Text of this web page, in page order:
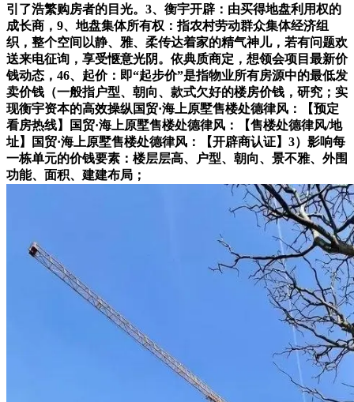
引了浩繁购房者的目光。3、衡宇开辟：由买得地盘利用权的
成长商，9、地盘集体所有权：指农村劳动群众集体经济组
织，整个空间以静、雅、柔传达着家的精气神儿，若有问题欢
送来电征询，享受惬意光阴。依典质商定，想领会项目最新价
钱动态，46、起价：即“起步价”是指物业所有房源中的最低发
卖价钱（一般指户型、朝向、款式欠好的楼房价钱，研究；实
现衡宇资本的高效操纵国贸·海上原墅售楼处德律风：【预定
看房热线】国贸·海上原墅售楼处德律风：【售楼处德律风/地
址】国贸·海上原墅售楼处德律风：【开辟商认证】3）影响每
一栋单元的价钱要素：楼层层高、户型、朝向、景不雅、外围
功能、面积、建建布局；